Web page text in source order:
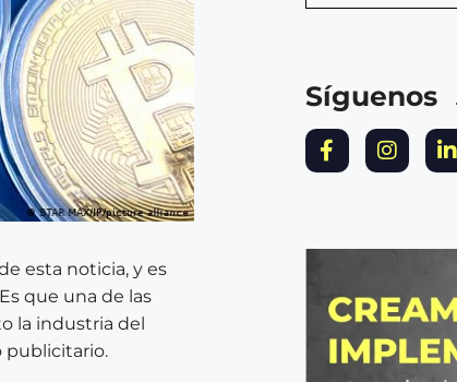
esta noticia, y es
que una de las
la industria del
publicitario.
Síguenos